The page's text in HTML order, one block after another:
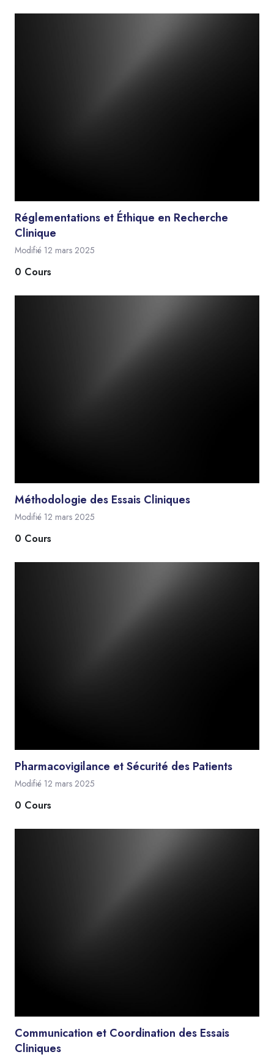
Réglementations et Éthique en Recherche
Clinique
Modifié 12 mars 2025
0 Cours
Méthodologie des Essais Cliniques
Modifié 12 mars 2025
0 Cours
Pharmacovigilance et Sécurité des Patients
Modifié 12 mars 2025
0 Cours
Communication et Coordination des Essais
Cliniques